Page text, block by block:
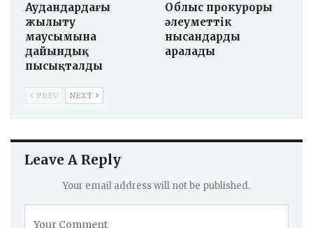
Аудандардағы
жылыту
маусымына
дайындық
пысықталды
Облыс прокуроры
әлеуметтік
нысандарды
аралады
PREV NEXT
Leave A Reply
Your email address will not be published.